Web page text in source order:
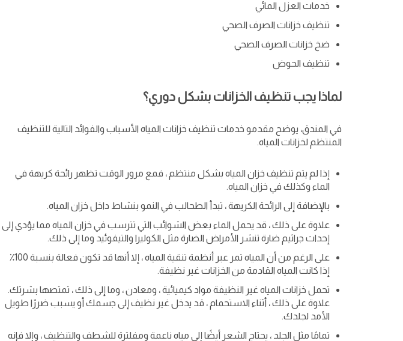
خدمات العزل المائي
تنظيف خزانات الصرف الصحي
ضخ خزانات الصرف الصحي
تنظيف الحوض
لماذا يجب تنظيف الخزانات بشكل دوري؟
في المندق، يوضح مقدمو خدمات تنظيف خزانات المياه الأسباب والفوائد التالية للتنظيف
المنتظم لخزانات المياه.
إذا لم يتم تنظيف خزان المياه بشكل منتظم ، فمع مرور الوقت تظهر رائحة كريهة في
الماء وكذلك في خزان المياه.
بالإضافة إلى الرائحة الكريهة ، تبدأ الطحالب في النمو بنشاط داخل خزان المياه.
علاوة على ذلك ، قد يحمل الماء بعض الشوائب التي تترسب في خزان المياه مما يؤدي إلى
إحداث جراثيم ضارة تنشر الأمراض الضارة مثل الكوليرا والتيفوئيد وما إلى ذلك.
على الرغم من أن المياه تمر عبر أنظمة تنقية المياه ، إلا أنها قد تكون فعالة بنسبة 100٪
إذا كانت المياه القادمة من الخزانات غير نظيفة.
تحمل خزانات المياه غير النظيفة مواد كيميائية ، ومعادن ، وما إلى ذلك ، تمتصها بشرتك.
علاوة على ذلك ، أثناء الاستحمام ، قد يدخل غير نظيف إلى جسمك أو يسبب ضررًا طويل
الأمد لجلدك.
تمامًا مثل الجلد ، يحتاج الشعر أيضًا إلى مياه ناعمة ومفلترة للشطف والتنظيف ، وإلا فإنه